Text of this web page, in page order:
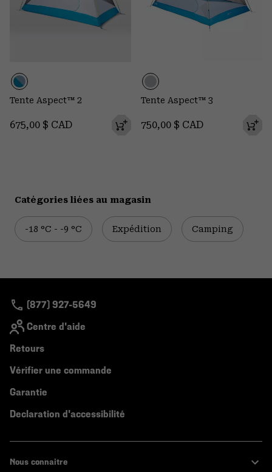
Tente Aspect™ 2
Regular price:
675,00 $ CAD
Tente Aspect™ 3
Regular price:
750,00 $ CAD
Catégories liées au magasin
-18 °C - -9 °C Expédition Camping
(877) 927-5649
Centre d'aide
Retours
Vérifier une commande
Garantie
Declaration d'accessibilité
Nous connaitre